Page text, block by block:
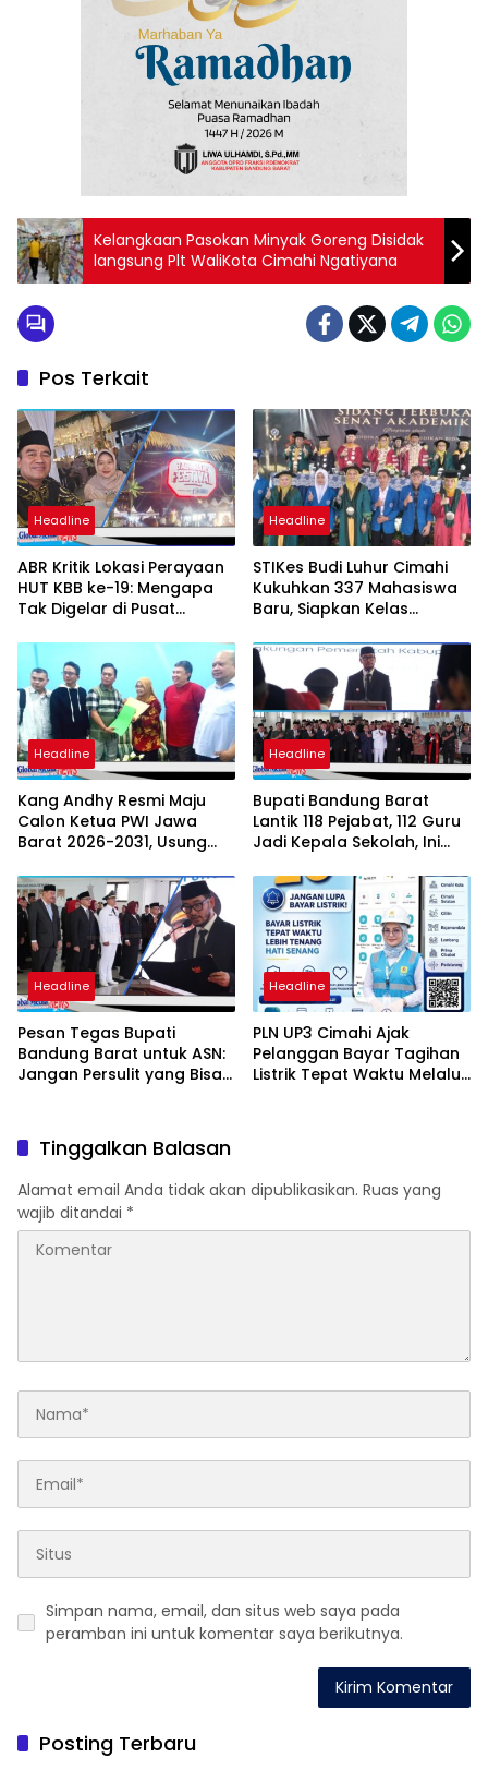
Kelangkaan Pasokan Minyak Goreng Disidak
langsung Plt WaliKota Cimahi Ngatiyana
Pos Terkait
Headline
ABR Kritik Lokasi Perayaan
HUT KBB ke-19: Mengapa
Tak Digelar di Pusat
Headline
STIKes Budi Luhur Cimahi
Kukuhkan 337 Mahasiswa
Baru, Siapkan Kelas
Student Exchange ke
Filipina
Headline
Kang Andhy Resmi Maju
Calon Ketua PWI Jawa
Barat 2026-2031, Usung
Headline
Bupati Bandung Barat
Lantik 118 Pejabat, 112 Guru
Jadi Kepala Sekolah, Ini
Barunya
Headline
Pesan Tegas Bupati
Bandung Barat untuk ASN:
Jangan Persulit yang Bisa
Headline
PLN UP3 Cimahi Ajak
Pelanggan Bayar Tagihan
Listrik Tepat Waktu Melalui
Tinggalkan Balasan
Alamat email Anda tidak akan dipublikasikan. Ruas yang
wajib ditandai *
Simpan nama, email, dan situs web saya pada
peramban ini untuk komentar saya berikutnya.
Posting Terbaru